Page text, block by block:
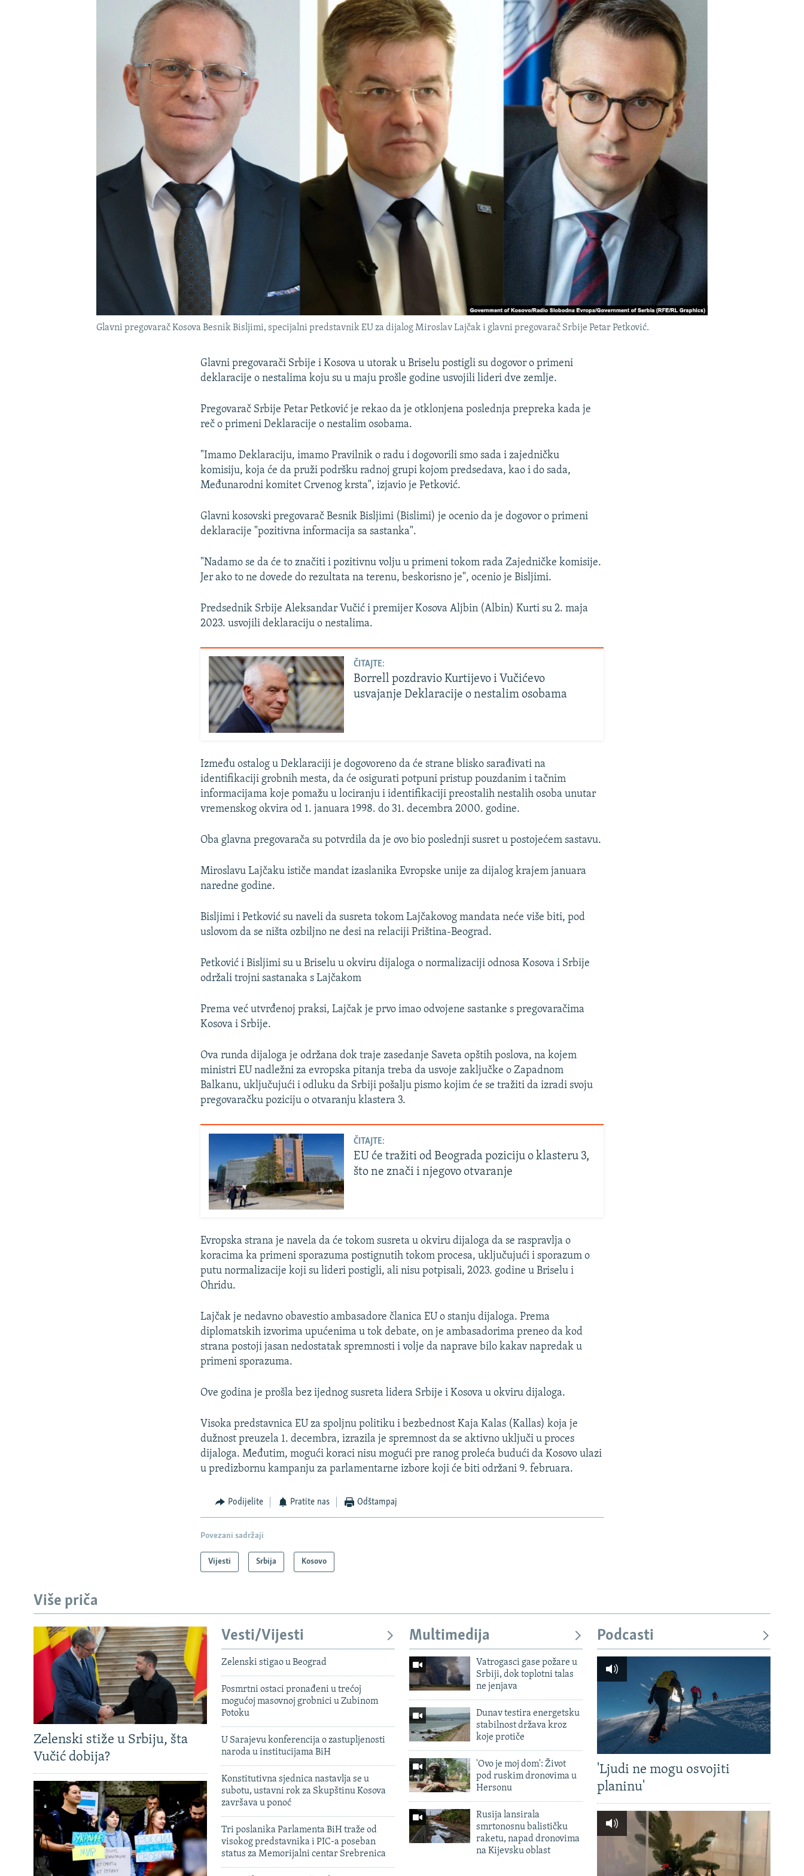
TRI DECENIJE OD RATA U BIH
Glavni pregovarač Kosova Besnik Bisljimi, specijalni predstavnik EU za dijalog Miroslav Lajčak i glavni pregovarač Srbije Petar Petković.
Glavni pregovarači Srbije i Kosova u utorak u Briselu postigli su dogovor o primeni
deklaracije o nestalima koju su u maju prošle godine usvojili lideri dve zemlje.
Pregovarač Srbije Petar Petković je rekao da je otklonjena poslednja prepreka kada je
reč o primeni Deklaracije o nestalim osobama.
"Imamo Deklaraciju, imamo Pravilnik o radu i dogovorili smo sada i zajedničku
komisiju, koja će da pruži podršku radnoj grupi kojom predsedava, kao i do sada,
Međunarodni komitet Crvenog krsta", izjavio je Petković.
Glavni kosovski pregovarač Besnik Bisljimi (Bislimi) je ocenio da je dogovor o primeni
deklaracije "pozitivna informacija sa sastanka".
"Nadamo se da će to značiti i pozitivnu volju u primeni tokom rada Zajedničke komisije.
Jer ako to ne dovede do rezultata na terenu, beskorisno je", ocenio je Bisljimi.
Predsednik Srbije Aleksandar Vučić i premijer Kosova Aljbin (Albin) Kurti su 2. maja
2023. usvojili deklaraciju o nestalima.
ČITAJTE:
Borrell pozdravio Kurtijevo i Vučićevo
usvajanje Deklaracije o nestalim osobama
Između ostalog u Deklaraciji je dogovoreno da će strane blisko sarađivati na
identifikaciji grobnih mesta, da će osigurati potpuni pristup pouzdanim i tačnim
informacijama koje pomažu u lociranju i identifikaciji preostalih nestalih osoba unutar
vremenskog okvira od 1. januara 1998. do 31. decembra 2000. godine.
Oba glavna pregovarača su potvrdila da je ovo bio poslednji susret u postojećem sastavu.
Miroslavu Lajčaku ističe mandat izaslanika Evropske unije za dijalog krajem januara
naredne godine.
Bisljimi i Petković su naveli da susreta tokom Lajčakovog mandata neće više biti, pod
uslovom da se ništa ozbiljno ne desi na relaciji Priština-Beograd.
Petković i Bisljimi su u Briselu u okviru dijaloga o normalizaciji odnosa Kosova i Srbije
održali trojni sastanaka s Lajčakom
Prema već utvrđenoj praksi, Lajčak je prvo imao odvojene sastanke s pregovaračima
Kosova i Srbije.
Ova runda dijaloga je održana dok traje zasedanje Saveta opštih poslova, na kojem
ministri EU nadležni za evropska pitanja treba da usvoje zaključke o Zapadnom
Balkanu, uključujući i odluku da Srbiji pošalju pismo kojim će se tražiti da izradi svoju
pregovaračku poziciju o otvaranju klastera 3.
ČITAJTE:
EU će tražiti od Beograda poziciju o klasteru 3,
što ne znači i njegovo otvaranje
Evropska strana je navela da će tokom susreta u okviru dijaloga da se raspravlja o
koracima ka primeni sporazuma postignutih tokom procesa, uključujući i sporazum o
putu normalizacije koji su lideri postigli, ali nisu potpisali, 2023. godine u Briselu i
Ohridu.
Lajčak je nedavno obavestio ambasadore članica EU o stanju dijaloga. Prema
diplomatskih izvorima upućenima u tok debate, on je ambasadorima preneo da kod
strana postoji jasan nedostatak spremnosti i volje da naprave bilo kakav napredak u
primeni sporazuma.
Ove godina je prošla bez ijednog susreta lidera Srbije i Kosova u okviru dijaloga.
Visoka predstavnica EU za spoljnu politiku i bezbednost Kaja Kalas (Kallas) koja je
dužnost preuzela 1. decembra, izrazila je spremnost da se aktivno uključi u proces
dijaloga. Međutim, mogući koraci nisu mogući pre ranog proleća budući da Kosovo ulazi
u predizbornu kampanju za parlamentarne izbore koji će biti održani 9. februara.
Podijelite Pratite nas Odštampaj
Povezani sadržaji
Vijesti Srbija Kosovo
Više priča
Zelenski stiže u Srbiju, šta
Vučić dobija?
Vesti/Vijesti
Zelenski stigao u Beograd
Posmrtni ostaci pronađeni u trećoj
mogućoj masovnoj grobnici u Zubinom
Potoku
U Sarajevu konferencija o zastupljenosti
naroda u institucijama BiH
Konstitutivna sjednica nastavlja se u
subotu, ustavni rok za Skupštinu Kosova
završava u ponoć
Tri poslanika Parlamenta BiH traže od
visokog predstavnika i PIC-a poseban
status za Memorijalni centar Srebrenica
Multimedija
Vatrogasci gase požare u
Srbiji, dok toplotni talas
ne jenjava
Dunav testira energetsku
stabilnost država kroz
koje protiče
'Ovo je moj dom': Život
pod ruskim dronovima u
Hersonu
Rusija lansirala
smrtonosnu balističku
raketu, napad dronovima
na Kijevsku oblast
Podcasti
'Ljudi ne mogu osvojiti
planinu'